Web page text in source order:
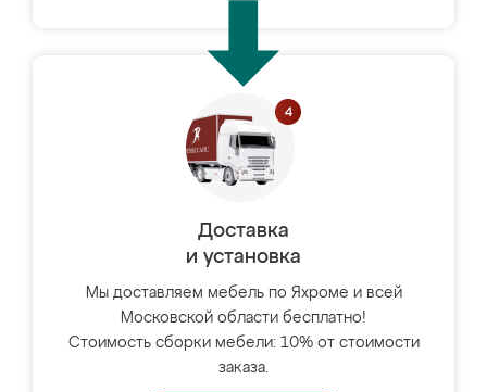
Доставка
и установка
Мы доставляем мебель по Яхроме и всей
Московской области бесплатно!
Стоимость сборки мебели: 10% от стоимости
заказа.